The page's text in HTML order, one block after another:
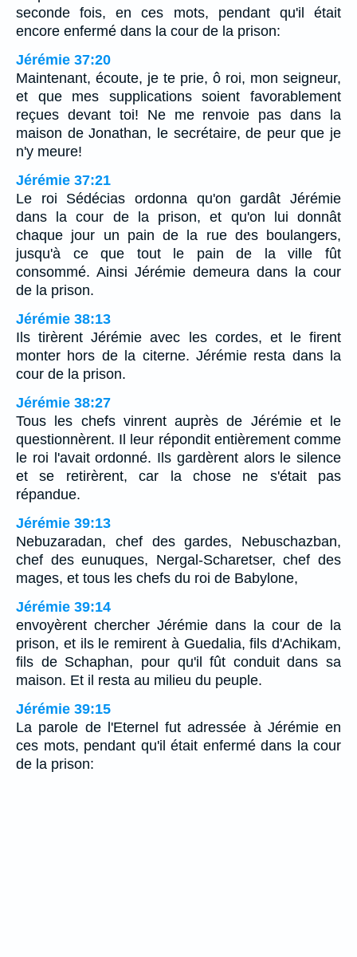
seconde fois, en ces mots, pendant qu'il était
encore enfermé dans la cour de la prison:
Jérémie 37:20
Maintenant, écoute, je te prie, ô roi, mon seigneur,
et que mes supplications soient favorablement
reçues devant toi! Ne me renvoie pas dans la
maison de Jonathan, le secrétaire, de peur que je
n'y meure!
Jérémie 37:21
Le roi Sédécias ordonna qu'on gardât Jérémie
dans la cour de la prison, et qu'on lui donnât
chaque jour un pain de la rue des boulangers,
jusqu'à ce que tout le pain de la ville fût
consommé. Ainsi Jérémie demeura dans la cour
de la prison.
Jérémie 38:13
Ils tirèrent Jérémie avec les cordes, et le firent
monter hors de la citerne. Jérémie resta dans la
cour de la prison.
Jérémie 38:27
Tous les chefs vinrent auprès de Jérémie et le
questionnèrent. Il leur répondit entièrement comme
le roi l'avait ordonné. Ils gardèrent alors le silence
et se retirèrent, car la chose ne s'était pas
répandue.
Jérémie 39:13
Nebuzaradan, chef des gardes, Nebuschazban,
chef des eunuques, Nergal-Scharetser, chef des
mages, et tous les chefs du roi de Babylone,
Jérémie 39:14
envoyèrent chercher Jérémie dans la cour de la
prison, et ils le remirent à Guedalia, fils d'Achikam,
fils de Schaphan, pour qu'il fût conduit dans sa
maison. Et il resta au milieu du peuple.
Jérémie 39:15
La parole de l'Eternel fut adressée à Jérémie en
ces mots, pendant qu'il était enfermé dans la cour
de la prison: